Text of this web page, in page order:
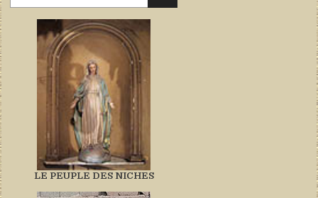
LE PEUPLE DES NICHES